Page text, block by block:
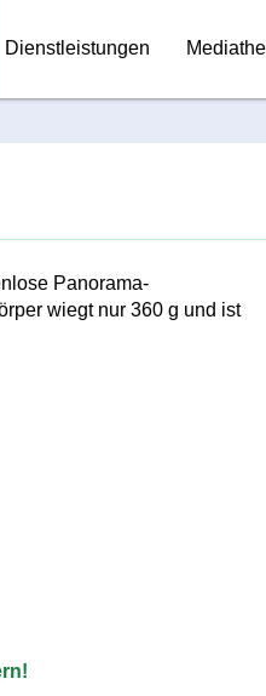
Dienstleistungen
Panorama-
wiegt nur 360 g und ist